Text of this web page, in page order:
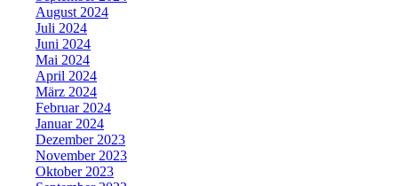
August 2024
Juli 2024
Juni 2024
Mai 2024
April 2024
März 2024
Februar 2024
Januar 2024
Dezember 2023
November 2023
Oktober 2023